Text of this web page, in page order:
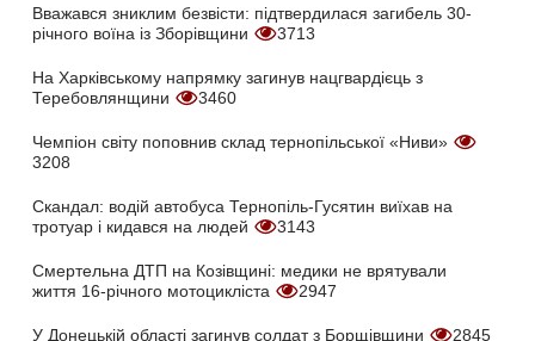
Вважався зниклим безвісти: підтвердилася загибель 30-
річного воїна із Зборівщини
3713
На Харківському напрямку загинув нацгвардієць з
Теребовлянщини
3460
Чемпіон світу поповнив склад тернопільської «Ниви»
3208
Скандал: водій автобуса Тернопіль-Гусятин виїхав на
тротуар і кидався на людей
3143
Смертельна ДТП на Козівщині: медики не врятували
життя 16-річного мотоцикліста
2947
У Донецькій області загинув солдат з Борщівщини 2845